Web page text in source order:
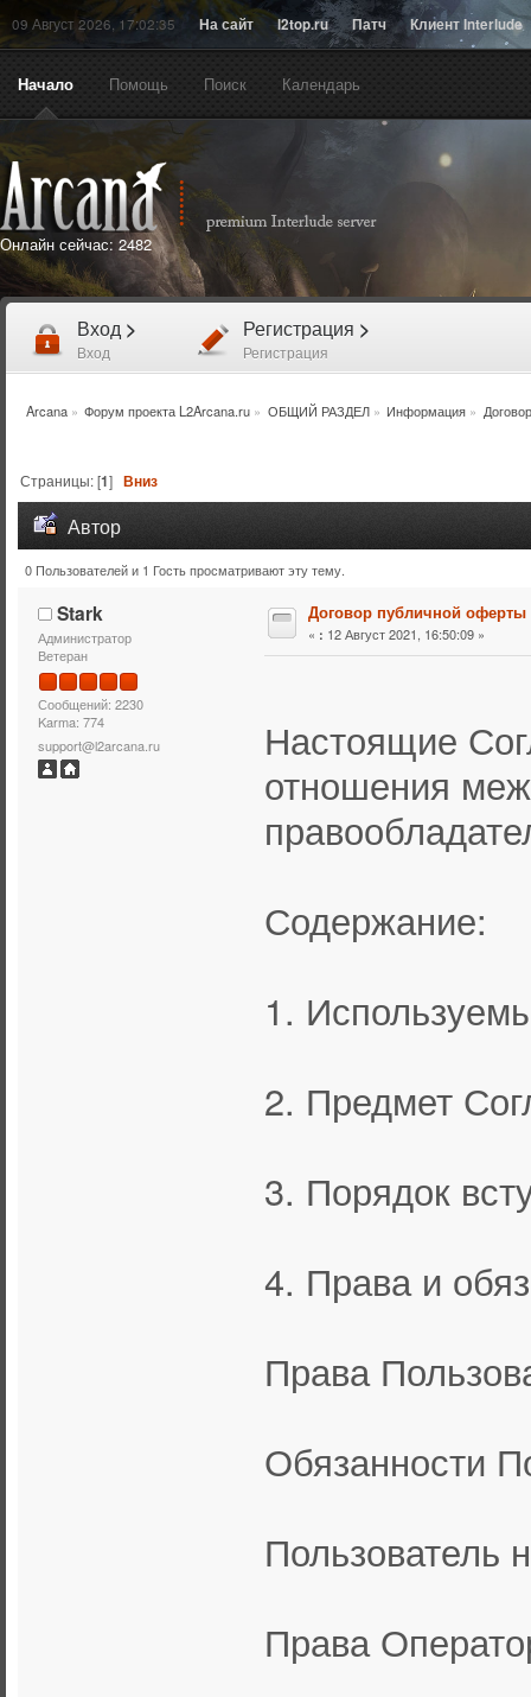
09 Август 2026, 17:02:35 На сайт l2top.ru Патч Клиент Interlude
Начало Помощь Поиск Календарь
Онлайн сейчас: 2482
Вход >
Вход
Регистрация >
Регистрация
Arcana» Форум проекта L2Arcana.ru » ОБЩИЙ РАЗДЕЛ» Информация »
Страницы: [1]Вниз
Автор
Тема: Договор публичной оферты (Прочитано 15696
0 Пользователей и 1 Гость просматривают эту тему.
Stark
Администратор
Ветеран
Сообщений: 2230
Karma: 774
support@l2arcana.ru
Договор публичной оферты
« : 12 Август 2021, 16:50:09 »
Настоящие
отношения
Содержание:
1.
2. Предмет
3. Порядок
4. Права и
Права
Обязанности
Пользователь
Права